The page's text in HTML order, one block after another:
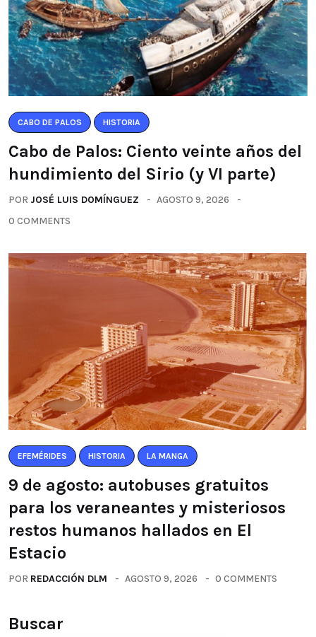
CABO DE PALOS HISTORIA
Cabo de Palos: Ciento veinte años del
hundimiento del Sirio (y VI parte)
POR JOSÉ LUIS DOMÍNGUEZ
AGOSTO 9, 2026
0 COMMENTS
EFEMÉRIDES HISTORIA LA MANGA
9 de agosto: autobuses gratuitos
para los veraneantes y misteriosos
restos humanos hallados en El
Estacio
POR REDACCIÓN DLM AGOSTO 9, 2026 0 COMMENTS
Buscar